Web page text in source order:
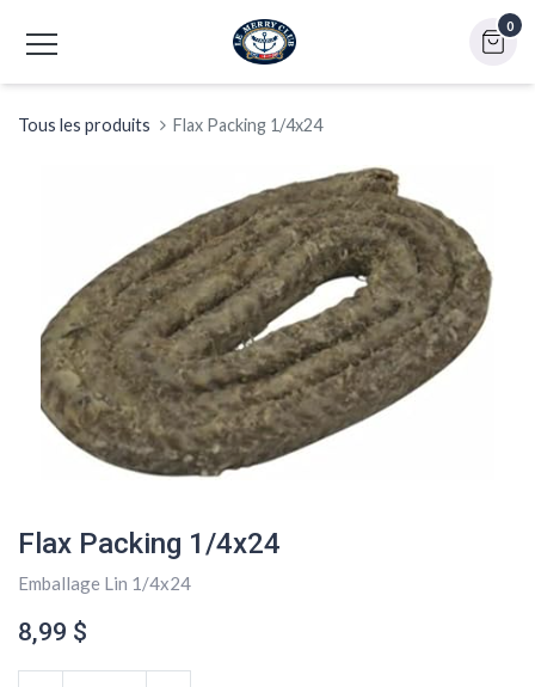
0
Tous les produits Flax Packing 1/4x24
Flax Packing 1/4x24
Emballage Lin 1/4x24
8,99 $